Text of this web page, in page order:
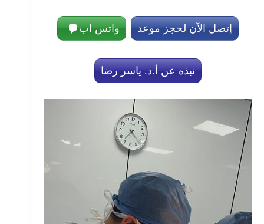
إتصل الآن لحجز موعد واتس اب
نبذه عن أ.د. ياسر رضا